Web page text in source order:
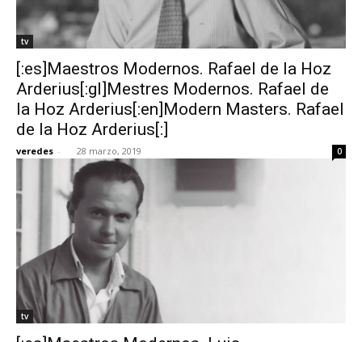
tv
[:es]Maestros Modernos. Rafael de la Hoz
Arderius[:gl]Mestres Modernos. Rafael de
la Hoz Arderius[:en]Modern Masters. Rafael
de la Hoz Arderius[:]
veredes - 28 marzo, 2019 0
tv